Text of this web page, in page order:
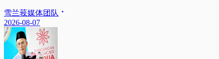
雪兰莪媒体团队
2026-08-07